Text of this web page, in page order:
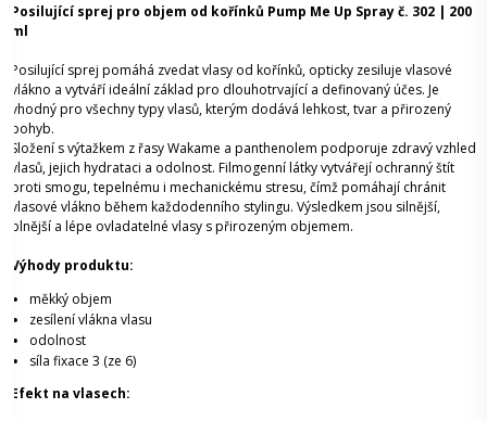
Posilující sprej pro objem od kořínků Pump Me Up Spray č. 302 | 200
ml
Posilující sprej pomáhá zvedat vlasy od kořínků, opticky zesiluje vlasové
vlákno a vytváří ideální základ pro dlouhotrvající a definovaný účes. Je
vhodný pro všechny typy vlasů, kterým dodává lehkost, tvar a přirozený
pohyb.
Složení s výtažkem z řasy Wakame a panthenolem podporuje zdravý vzhled
vlasů, jejich hydrataci a odolnost. Filmogenní látky vytvářejí ochranný štít
proti smogu, tepelnému i mechanickému stresu, čímž pomáhají chránit
vlasové vlákno během každodenního stylingu. Výsledkem jsou silnější,
plnější a lépe ovladatelné vlasy s přirozeným objemem.
Výhody produktu:
měkký objem
zesílení vlákna vlasu
odolnost
síla fixace 3 (ze 6)
Efekt na vlasech: